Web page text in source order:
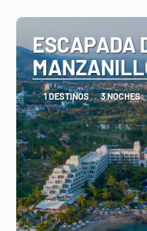
ESCAPADA
1 DESTINOS 3 NOCHES